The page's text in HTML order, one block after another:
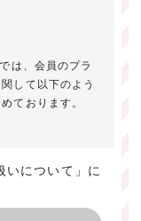
は、会員のプラ
して以下のよう
ております。
めにのみ利用い
いについて」に